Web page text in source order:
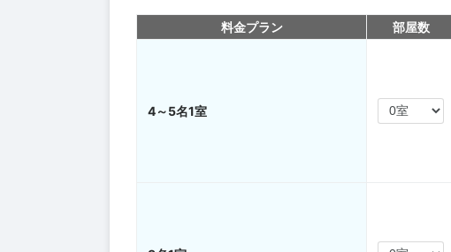
料金プラン 部屋数
4～5名1室